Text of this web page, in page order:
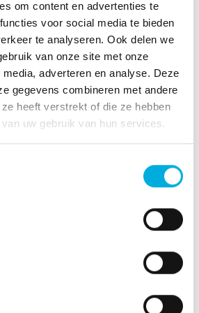
om content en advertenties te
voor social media te bieden
te analyseren. Ook delen we
van onze site met onze
adverteren en analyse. Deze
gegevens combineren met andere
heeft verstrekt of die ze hebben
uw gebruik van hun services.
van bandbreedte.
brengen camera’s dan ook
met zich mee op het
-inrichting en -
waar wij ons dagelijks
van projectering tot
onze expertise en ervaring.
van de wet- en
van efficiënt